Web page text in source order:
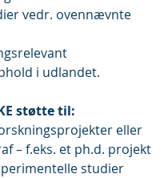
vedr. ovennævnte
i udlandet.
støtte til:
eller
– f.eks. et ph.d. projekt
studier